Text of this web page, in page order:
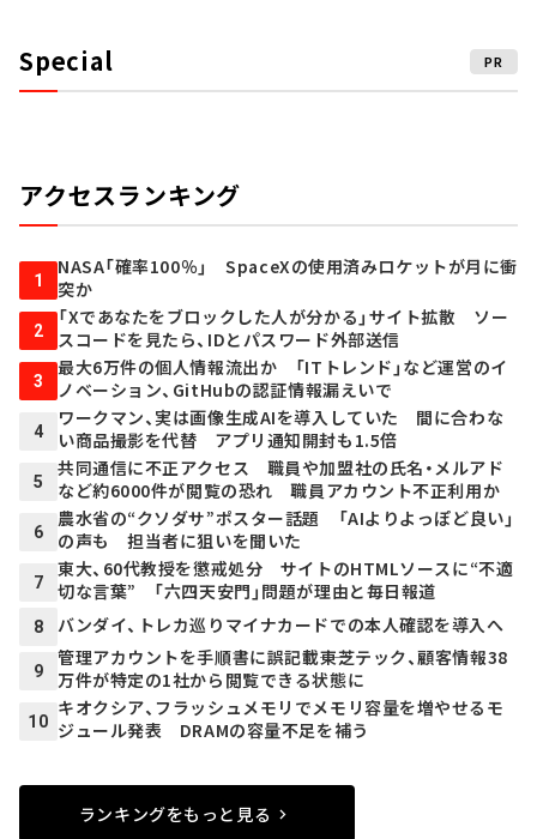
Special PR
アクセスランキング
1
NASA「確率100％」 SpaceXの使用済みロケットが月に衝
突か
2
「Xであなたをブロックした人が分かる」サイト拡散 ソー
スコードを見たら、IDとパスワード外部送信
3
最大6万件の個人情報流出か 「ITトレンド」など運営のイ
ノベーション、GitHubの認証情報漏えいで
4
ワークマン、実は画像生成AIを導入していた 間に合わな
い商品撮影を代替 アプリ通知開封も1.5倍
5
共同通信に不正アクセス 職員や加盟社の氏名・メルアド
など約6000件が閲覧の恐れ 職員アカウント不正利用か
6
農水省の“クソダサ”ポスター話題 「AIよりよっぽど良い」
の声も 担当者に狙いを聞いた
7
東大、60代教授を懲戒処分 サイトのHTMLソースに“不適
切な言葉” 「六四天安門」問題が理由と毎日報道
8 バンダイ、トレカ巡りマイナカードでの本人確認を導入へ
9
管理アカウントを手順書に誤記載――東芝テック、顧客情報38
万件が特定の1社から閲覧できる状態に
10
キオクシア、フラッシュメモリでメモリ容量を増やせるモ
ジュール発表 DRAMの容量不足を補う
ランキングをもっと見る